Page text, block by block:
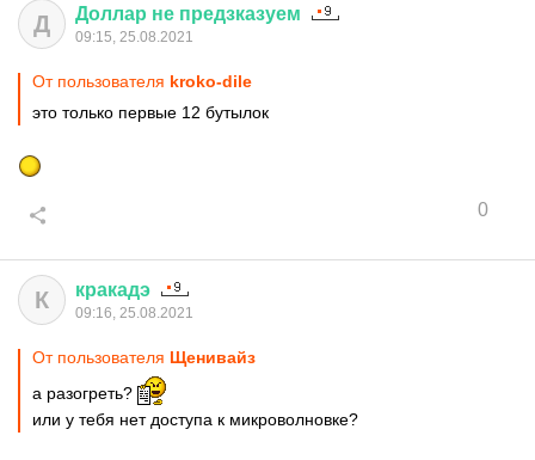
Д Доллар не предзказуем
09:15, 25.08.2021
От пользователя kroko-dile
это только первые 12 бутылок
0
К кракадэ
09:16, 25.08.2021
От пользователя Щенивайз
а разогреть?
или у тебя нет доступа к микроволновке?